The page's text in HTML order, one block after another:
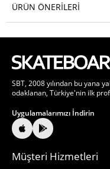
ÜRÜN ÖNERILERI
SBT, 2008 yılından bu yana
odaklanan, Türkiye'nin ilk
Uygulamalarımızı İndirin
Müşteri Hizmetleri